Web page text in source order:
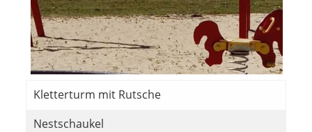
Kletterturm mit Rutsche
Nestschaukel